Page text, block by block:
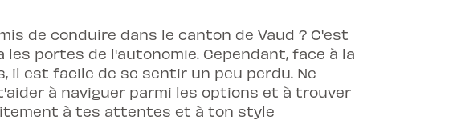
de conduire dans le canton de Vaud ? C'est
portes de l'autonomie. Cependant, face à la
est facile de se sentir un peu perdu. Ne
à naviguer parmi les options et à trouver
à tes attentes et à ton style